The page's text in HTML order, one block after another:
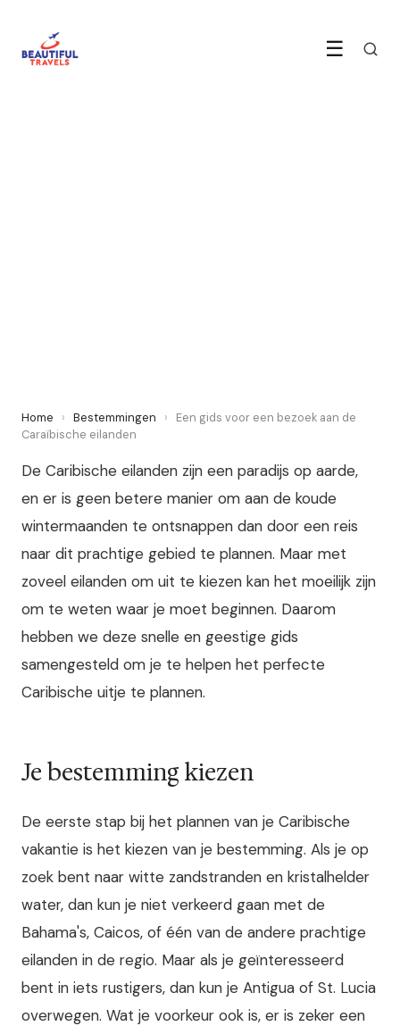
☰
Home › Bestemmingen ›
Een gids voor een bezoek aan de
Caraïbische eilanden
De Caribische eilanden zijn een paradijs op aarde,
en er is geen betere manier om aan de koude
wintermaanden te ontsnappen dan door een reis
naar dit prachtige gebied te plannen. Maar met
zoveel eilanden om uit te kiezen kan het moeilijk zijn
om te weten waar je moet beginnen. Daarom
hebben we deze snelle en geestige gids
samengesteld om je te helpen het perfecte
Caribische uitje te plannen.
Je bestemming kiezen
De eerste stap bij het plannen van je Caribische
vakantie is het kiezen van je bestemming. Als je op
zoek bent naar witte zandstranden en kristalhelder
water, dan kun je niet verkeerd gaan met de
Bahama's, Caicos, of één van de andere prachtige
eilanden in de regio. Maar als je geïnteresseerd
bent in iets rustigers, dan kun je Antigua of St. Lucia
overwegen. Wat je voorkeur ook is, er is zeker een